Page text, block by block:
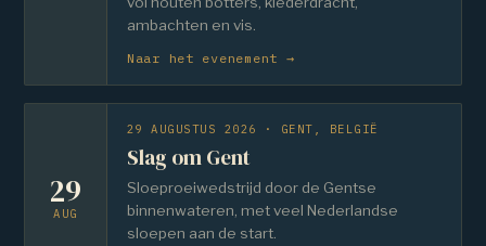
ambachten en vis.
Naar het evenement →
29
AUG
29 AUGUSTUS 2026 · GENT, BELGIË
Slag om Gent
Sloeproeiwedstrijd door de Gentse
binnenwateren, met veel Nederlandse
sloepen aan de start.